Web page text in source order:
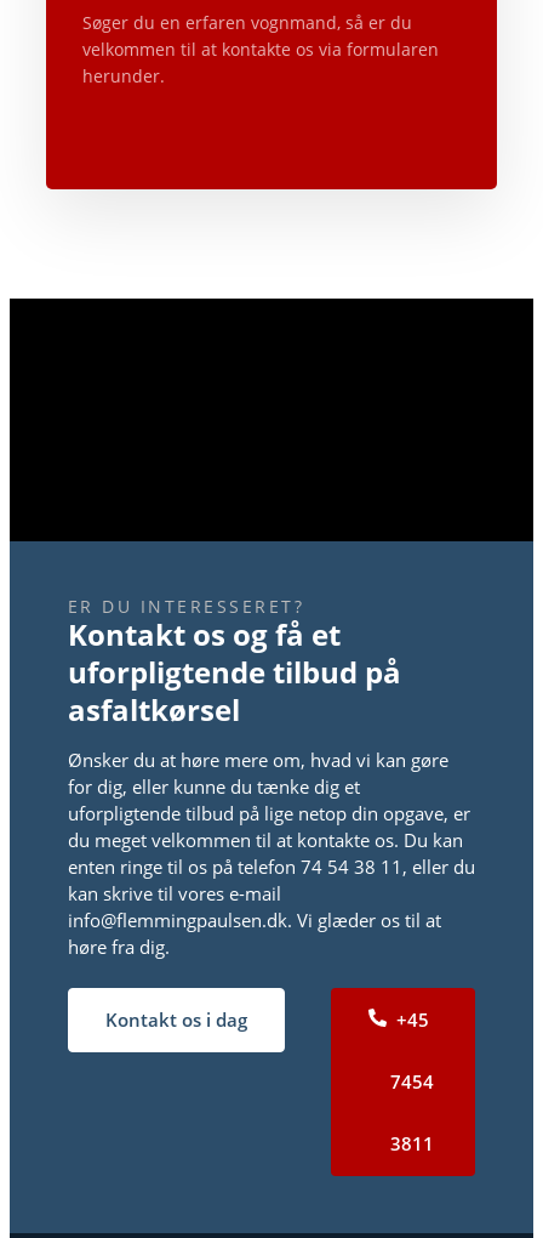
Søger du en erfaren vognmand, så er du
velkommen til at kontakte os via formularen
herunder.
ER DU INTERESSERET?
​Kontakt os og få et
uforpligtende tilbud på
asfaltkørsel
Ønsker du at høre mere om, hvad vi kan gøre
for dig, eller kunne du tænke dig et
uforpligtende tilbud på lige netop din opgave, er
du meget velkommen til at kontakte os. Du kan
enten ringe til os på telefon 74 54 38 11, eller du
kan skrive til vores e-mail
info@flemmingpaulsen.dk. Vi glæder os til at
høre fra dig.
Kontakt os i dag +45
7454
3811